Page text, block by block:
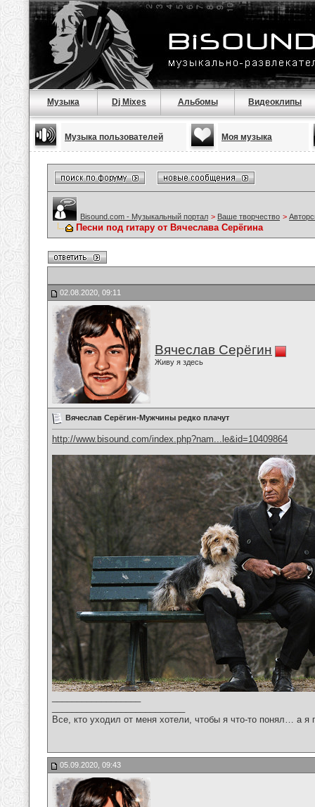
Музыка Dj Mixes Альбомы Видеоклипы
Музыка пользователей Моя музыка
Bisound.com - Музыкальный портал > Ваше творчество >
Песни под гитару от Вячеслава Серёгина
02.08.2020, 09:11
Вячеслав Серёгин
Живу я здесь
Вячеслав Серёгин-Мужчины редко плачут
http://www.bisound.com/index.php?nam...le&id=10409864
Все, кто уходил от меня хотели, чтобы я что-то понял… а
05.09.2020, 09:43